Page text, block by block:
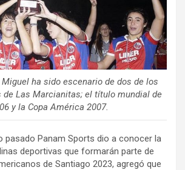
Miguel ha sido escenario de dos de los
de Las Marcianitas; el título mundial de
y la Copa América 2007.
pasado Panam Sports dio a conocer la
deportivas que formarán parte de
de Santiago 2023, agregó que